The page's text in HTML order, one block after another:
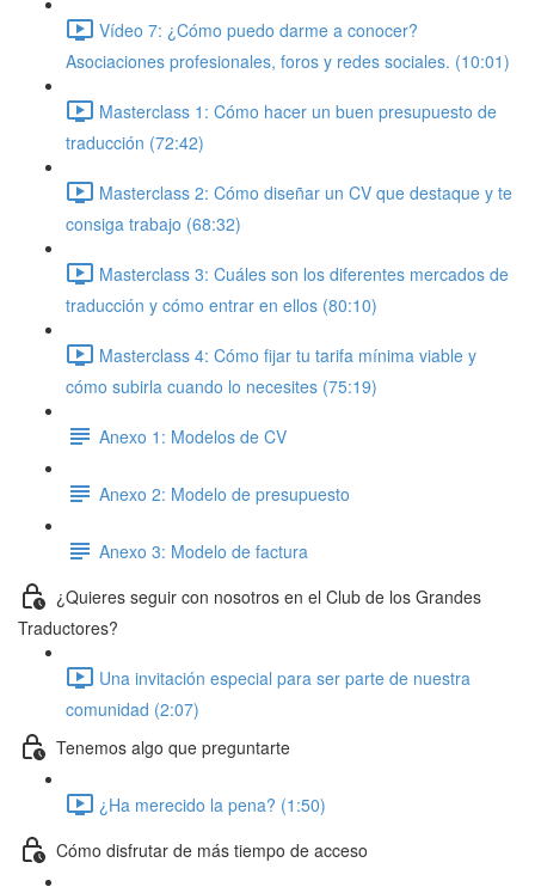
Vídeo 7: ¿Cómo puedo darme a conocer?
Asociaciones profesionales, foros y redes sociales. (10:01)
Masterclass 1: Cómo hacer un buen presupuesto de
traducción (72:42)
Masterclass 2: Cómo diseñar un CV que destaque y te
consiga trabajo (68:32)
Masterclass 3: Cuáles son los diferentes mercados de
traducción y cómo entrar en ellos (80:10)
Masterclass 4: Cómo fijar tu tarifa mínima viable y
cómo subirla cuando lo necesites (75:19)
Anexo 1: Modelos de CV
Anexo 2: Modelo de presupuesto
Anexo 3: Modelo de factura
¿Quieres seguir con nosotros en el Club de los Grandes
Traductores?
Una invitación especial para ser parte de nuestra
comunidad (2:07)
Tenemos algo que preguntarte
¿Ha merecido la pena? (1:50)
Cómo disfrutar de más tiempo de acceso